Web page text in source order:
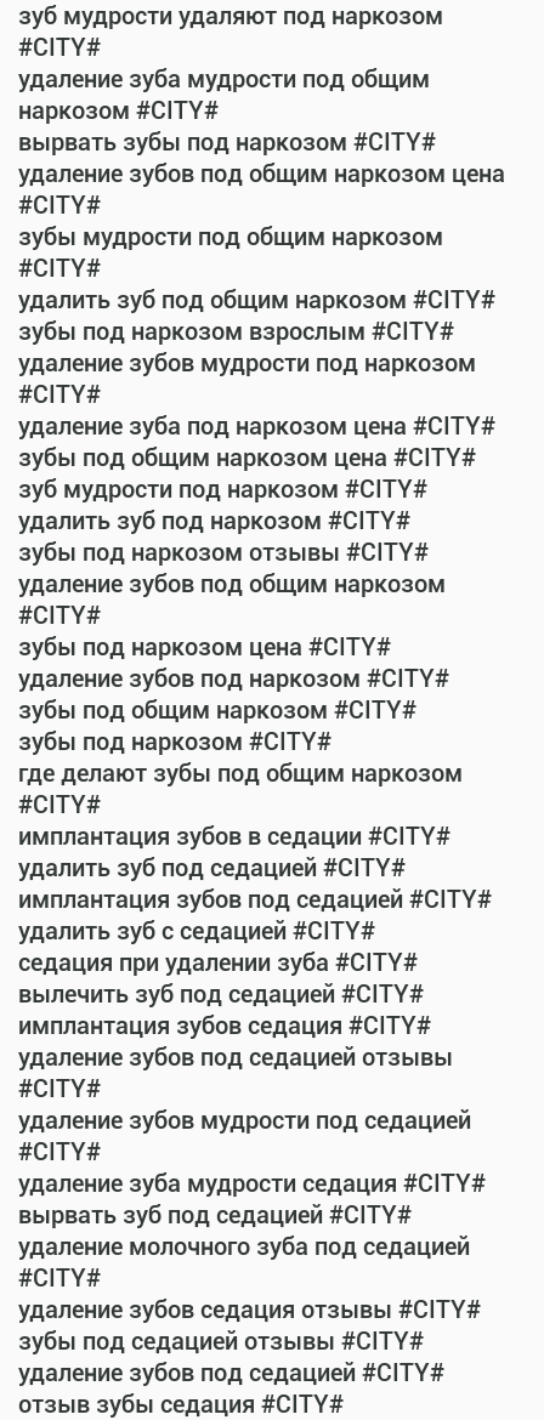
зуб мудрости удаляют под наркозом
#CITY#
удаление зуба мудрости под общим
наркозом #CITY#
вырвать зубы под наркозом #CITY#
удаление зубов под общим наркозом цена
#CITY#
зубы мудрости под общим наркозом
#CITY#
удалить зуб под общим наркозом #CITY#
зубы под наркозом взрослым #CITY#
удаление зубов мудрости под наркозом
#CITY#
удаление зуба под наркозом цена #CITY#
зубы под общим наркозом цена #CITY#
зуб мудрости под наркозом #CITY#
удалить зуб под наркозом #CITY#
зубы под наркозом отзывы #CITY#
удаление зубов под общим наркозом
#CITY#
зубы под наркозом цена #CITY#
удаление зубов под наркозом #CITY#
зубы под общим наркозом #CITY#
зубы под наркозом #CITY#
где делают зубы под общим наркозом
#CITY#
имплантация зубов в седации #CITY#
удалить зуб под седацией #CITY#
имплантация зубов под седацией #CITY#
удалить зуб с седацией #CITY#
седация при удалении зуба #CITY#
вылечить зуб под седацией #CITY#
имплантация зубов седация #CITY#
удаление зубов под седацией отзывы
#CITY#
удаление зубов мудрости под седацией
#CITY#
удаление зуба мудрости седация #CITY#
вырвать зуб под седацией #CITY#
удаление молочного зуба под седацией
#CITY#
удаление зубов седация отзывы #CITY#
зубы под седацией отзывы #CITY#
удаление зубов под седацией #CITY#
отзыв зубы седация #CITY#